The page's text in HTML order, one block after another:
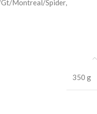
Montreal/Spider,
350 g